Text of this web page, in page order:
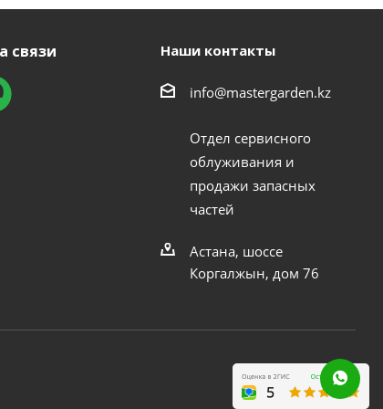
связи Наши контакты
info@mastergarden.kz
Отдел сервисного
облуживания и
продажи запасных
частей
Астана, шоссе
Коргалжын, дом 76